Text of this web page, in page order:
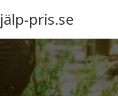
pris.se